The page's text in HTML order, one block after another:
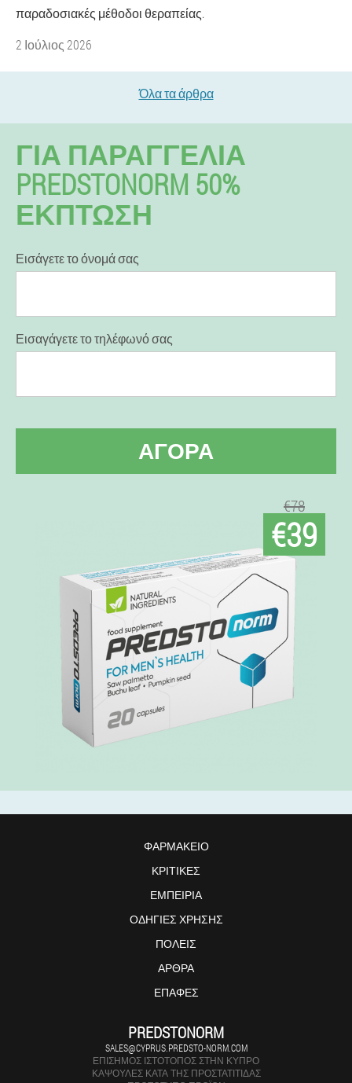
παραδοσιακές μέθοδοι θεραπείας.
2 Ιούλιος 2026
Όλα τα άρθρα
ΓΙΑ ΠΑΡΑΓΓΕΛΊΑ
PREDSTONORM 50%
ΕΚΠΤΩΣΗ
Εισάγετε το όνομά σας
Εισαγάγετε το τηλέφωνό σας
ΑΓΟΡΆ
€78
€39
ΦΑΡΜΑΚΕΊΟ
ΚΡΙΤΙΚΈΣ
ΕΜΠΕΙΡΊΑ
ΟΔΗΓΊΕΣ ΧΡΉΣΗΣ
ΠΌΛΕΙΣ
ΆΡΘΡΑ
ΕΠΑΦΈΣ
PREDSTONORM
SALES@CYPRUS.PREDSTO-NORM.COM
ΕΠΊΣΗΜΟΣ ΙΣΤΌΤΟΠΟΣ ΣΤΗΝ ΚΎΠΡΟ
ΚΆΨΟΥΛΕΣ ΚΑΤΆ ΤΗΣ ΠΡΟΣΤΑΤΊΤΙΔΑΣ